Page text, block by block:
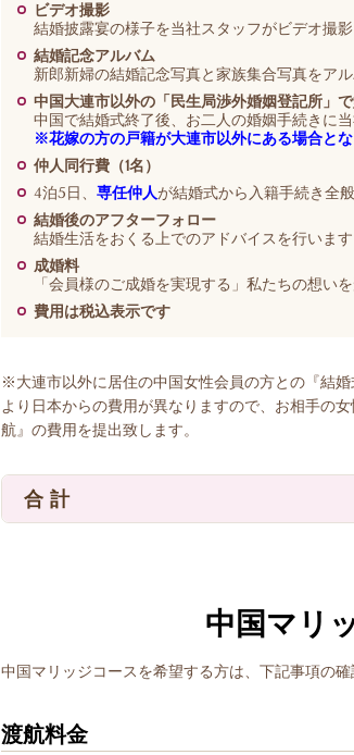
ビデオ撮影
結婚披露宴の様子を当社スタッフがビデオ撮
結婚記念アルバム
新郎新婦の結婚記念写真と家族集合写真をア
中国大連市以外の「民生局渉外婚姻登記所」
中国で結婚式終了後、お二人の婚姻手続きに
※花嫁の方の戸籍が大連市以外にある場合と
仲人同行費（1名）
4泊5日、 専任仲人が結婚式から入籍手続き全
結婚後のアフターフォロー
結婚生活をおくる上でのアドバイスを行います
成婚料
「会員様のご成婚を実現する」私たちの想い
費用は税込表示です
※大連市以外に居住の中国女性会員の方との『結
より日本からの費用が異なりますので、お相手の
航』の費用を提出致します。
合 計
中国マリ
中国マリッジコースを希望する方は、下記事項の確
渡航料金